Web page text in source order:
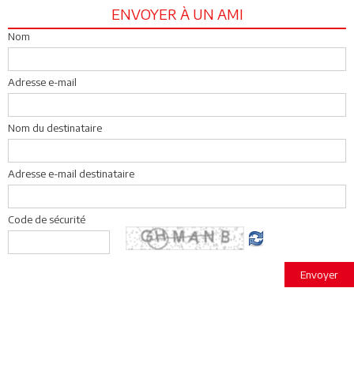
ENVOYER À UN AMI
Nom
Adresse e-mail
Nom du destinataire
Adresse e-mail destinataire
Code de sécurité
Envoyer